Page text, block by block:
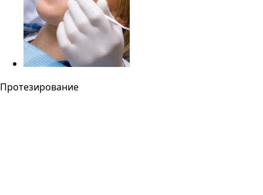
Протезирование